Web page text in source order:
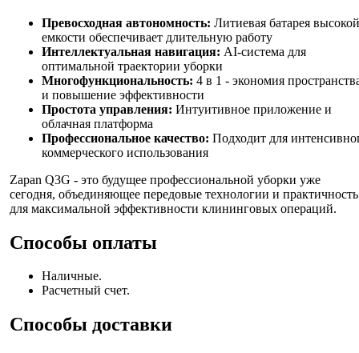
Превосходная автономность: Литиевая батарея высокой
емкости обеспечивает длительную работу
Интеллектуальная навигация: AI-система для
оптимальной траектории уборки
Многофункциональность: 4 в 1 - экономия
и повышение эффективности
Простота управления: Интуитивное приложение и
облачная платформа
Профессиональное качество: Подходит для
коммерческого использования
Zapan Q3G - это будущее профессиональной уборки уже
сегодня, объединяющее передовые технологии и практичность
для максимальной эффективности клининговых операций.
Способы оплаты
Наличные.
Расчетный счет.
Способы доставки